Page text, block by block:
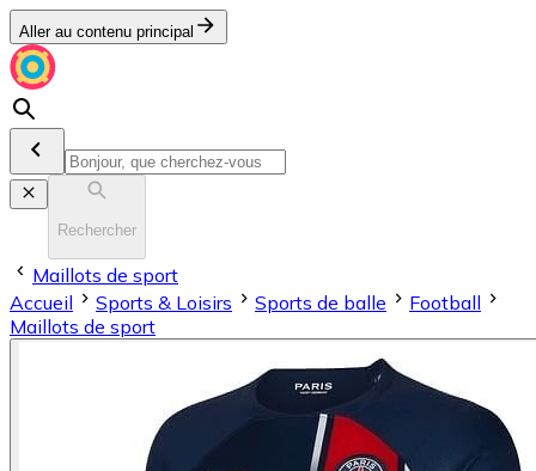
Aller au contenu principal
Rechercher
Maillots de sport
Accueil
Sports & Loisirs Sports de balle
Football
Maillots de sport